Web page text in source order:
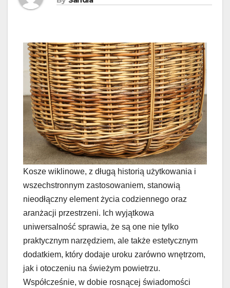
Kosze wiklinowe, z długą historią użytkowania i
wszechstronnym zastosowaniem, stanowią
nieodłączny element życia codziennego oraz
aranżacji przestrzeni. Ich wyjątkowa
uniwersalność sprawia, że są one nie tylko
praktycznym narzędziem, ale także estetycznym
dodatkiem, który dodaje uroku zarówno wnętrzom,
jak i otoczeniu na świeżym powietrzu.
Współcześnie, w dobie rosnącej świadomości